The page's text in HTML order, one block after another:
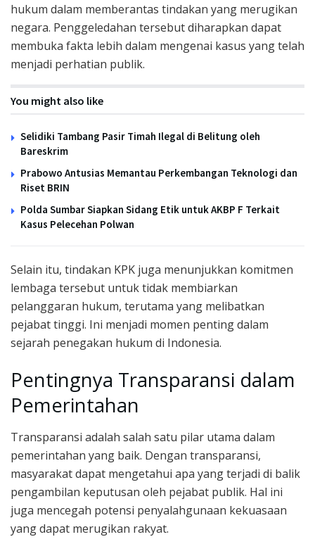
hukum dalam memberantas tindakan yang merugikan
negara. Penggeledahan tersebut diharapkan dapat
membuka fakta lebih dalam mengenai kasus yang telah
menjadi perhatian publik.
You might also like
Selidiki Tambang Pasir Timah Ilegal di Belitung oleh
Bareskrim
Prabowo Antusias Memantau Perkembangan Teknologi dan
Riset BRIN
Polda Sumbar Siapkan Sidang Etik untuk AKBP F Terkait
Kasus Pelecehan Polwan
Selain itu, tindakan KPK juga menunjukkan komitmen
lembaga tersebut untuk tidak membiarkan
pelanggaran hukum, terutama yang melibatkan
pejabat tinggi. Ini menjadi momen penting dalam
sejarah penegakan hukum di Indonesia.
Pentingnya Transparansi dalam
Pemerintahan
Transparansi adalah salah satu pilar utama dalam
pemerintahan yang baik. Dengan transparansi,
masyarakat dapat mengetahui apa yang terjadi di balik
pengambilan keputusan oleh pejabat publik. Hal ini
juga mencegah potensi penyalahgunaan kekuasaan
yang dapat merugikan rakyat.